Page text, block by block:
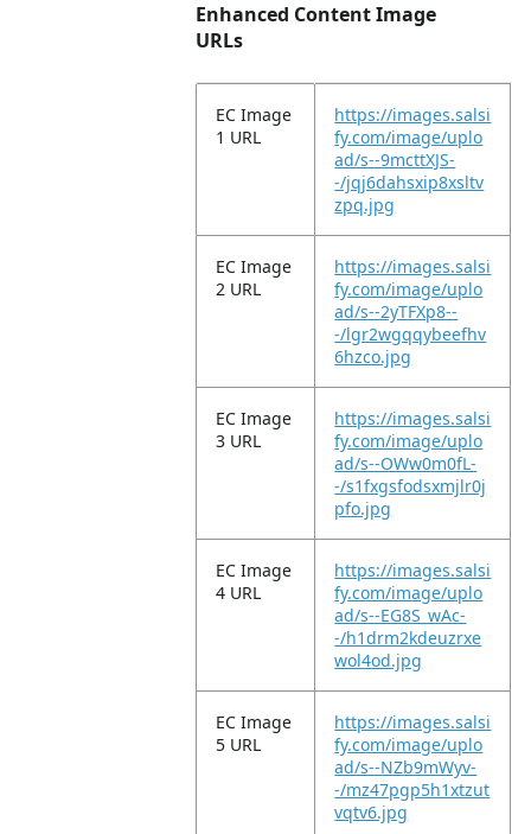
Enhanced Content Image
URLs
EC Image
1 URL
https://images.salsi
fy.com/image/uplo
ad/s--9mcttXJS-
-/jqj6dahsxip8xsltv
zpq.jpg
EC Image
2 URL
https://images.salsi
fy.com/image/uplo
ad/s--2yTFXp8--
-/lgr2wgqqybeefhv
6hzco.jpg
EC Image
3 URL
https://images.salsi
fy.com/image/uplo
ad/s--OWw0m0fL-
-/s1fxgsfodsxmjlr0j
pfo.jpg
EC Image
4 URL
https://images.salsi
fy.com/image/uplo
ad/s--EG8S_wAc-
-/h1drm2kdeuzrxe
wol4od.jpg
EC Image
5 URL
https://images.salsi
fy.com/image/uplo
ad/s--NZb9mWyv-
-/mz47pgp5h1xtzut
vqtv6.jpg